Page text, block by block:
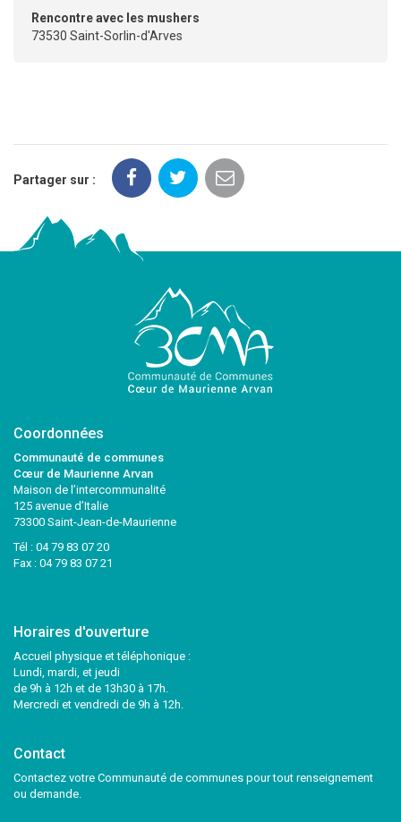
Rencontre avec les mushers
73530 Saint-Sorlin-d'Arves
Partager sur :
Coordonnées
Communauté de communes
Cœur de Maurienne Arvan
Maison de l’intercommunalité
125 avenue d’Italie
73300 Saint-Jean-de-Maurienne
Tél : 04 79 83 07 20
Fax : 04 79 83 07 21
Horaires d'ouverture
Accueil physique et téléphonique :
Lundi, mardi, et jeudi
de 9h à 12h et de 13h30 à 17h.
Mercredi et vendredi de 9h à 12h.
Contact
Contactez votre Communauté de communes pour tout renseignement
ou demande.